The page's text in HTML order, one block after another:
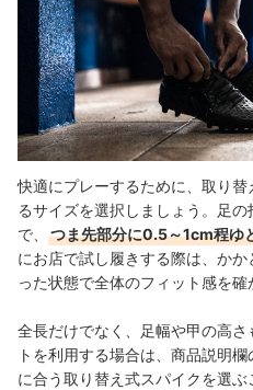
快適にプレーするために、取り
るサイズを選択しましょう。足
で、
つま先部分に0.5～1cm程ゆ
にお店で試し履きする際は、か
った状態で全体のフィット感を確
全長だけでなく、足幅や甲の高
トを利用する場合は、商品説明
に合う取り替え式スパイクを選ぶ